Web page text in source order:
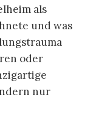
als
und was
oder
nur